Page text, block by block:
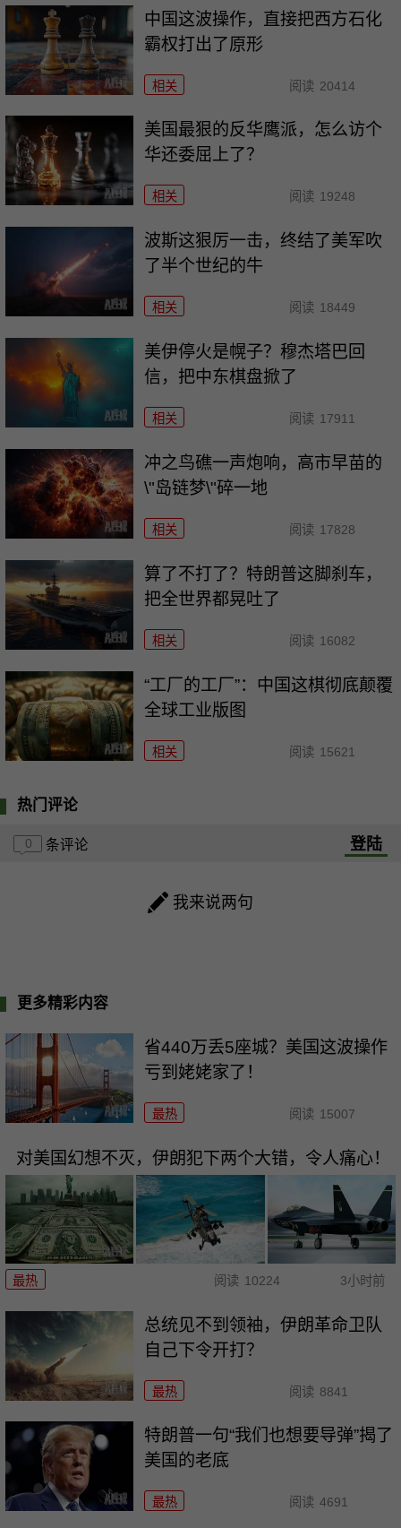
中国这波操作，直接把西方石化
霸权打出了原形
相关 阅读 20414
美国最狠的反华鹰派，怎么访个
华还委屈上了？
相关 阅读 19248
波斯这狠厉一击，终结了美军吹
了半个世纪的牛
相关 阅读 18449
美伊停火是幌子？穆杰塔巴回
信，把中东棋盘掀了
相关 阅读 17911
冲之鸟礁一声炮响，高市早苗的
\"岛链梦\"碎一地
相关 阅读 17828
算了不打了？特朗普这脚刹车，
把全世界都晃吐了
相关 阅读 16082
“工厂的工厂”：中国这棋彻底颠覆
全球工业版图
相关 阅读 15621
热门评论
0 条评论 登陆
我来说两句
更多精彩内容
省440万丢5座城？美国这波操作
亏到姥姥家了！
最热 阅读 15007
对美国幻想不灭，伊朗犯下两个大错，令人痛心！
最热 阅读 10224 3小时前
总统见不到领袖，伊朗革命卫队
自己下令开打？
最热 阅读 8841
特朗普一句“我们也想要导弹”揭了
美国的老底
最热 阅读 4691